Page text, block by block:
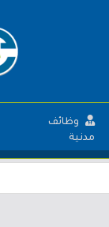
وظائف
مدنية